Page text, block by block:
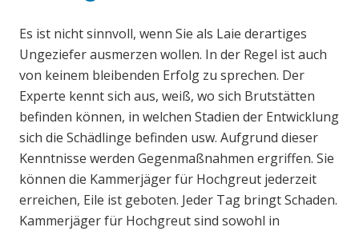
Es ist nicht sinnvoll, wenn Sie als Laie derartiges
Ungeziefer ausmerzen wollen. In der Regel ist auch
von keinem bleibenden Erfolg zu sprechen. Der
Experte kennt sich aus, weiß, wo sich Brutstätten
befinden können, in welchen Stadien der Entwicklung
sich die Schädlinge befinden usw. Aufgrund dieser
Kenntnisse werden Gegenmaßnahmen ergriffen. Sie
können die Kammerjäger für Hochgreut jederzeit
erreichen, Eile ist geboten. Jeder Tag bringt Schaden.
Kammerjäger für Hochgreut sind sowohl in